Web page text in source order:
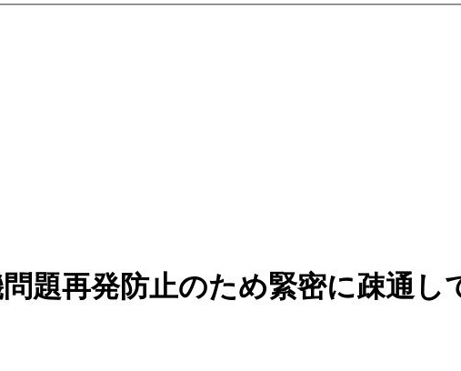
題再発防止のため緊密に疎通し